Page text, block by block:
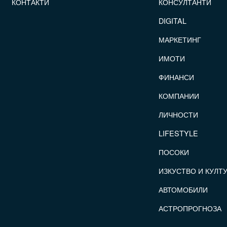
DIGITAL
МАРКЕТИНГ
ИМОТИ
ФИНАНСИ
КОМПАНИИ
ЛИЧНОСТИ
LIFESTYLE
ПОСОКИ
ИЗКУСТВО И
АВТОМОБИЛИ
АСТРОПРОГНОЗА